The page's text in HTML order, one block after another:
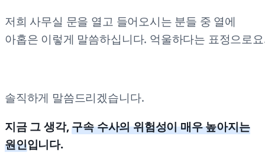
저희 사무실 문을 열고 들어오시는 분들 중 열에
아홉은 이렇게 말씀하십니다. 억울하다는 표정으로
솔직하게 말씀드리겠습니다.
지금 그 생각,구속 수사의 위험성이 매우 높아지는
원인입니다.